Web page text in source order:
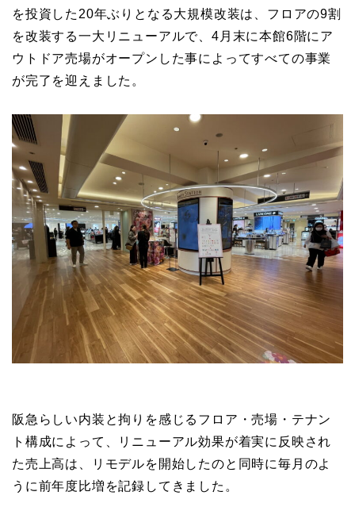
を投資した20年ぶりとなる大規模改装は、フロアの9割
を改装する一大リニューアルで、4月末に本館6階にア
ウトドア売場がオープンした事によってすべての事業
が完了を迎えました。
阪急らしい内装と拘りを感じるフロア・売場・テナン
ト構成によって、リニューアル効果が着実に反映され
た売上高は、リモデルを開始したのと同時に毎月のよ
うに前年度比増を記録してきました。